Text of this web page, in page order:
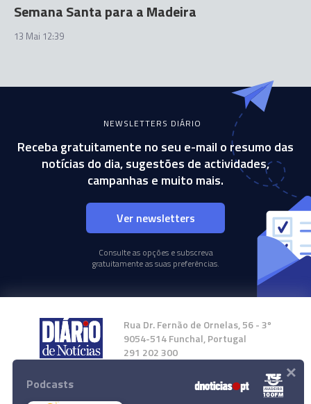
Semana Santa para a Madeira
13 Mai 12:39
NEWSLETTERS DIÁRIO
Receba gratuitamente no seu e-mail o resumo das
notícias do dia, sugestões de actividades,
campanhas e muito mais.
Ver newsletters
Consulte as opções e subscreva
gratuitamente as suas preferências.
Rua Dr. Fernão de Ornelas, 56 - 3º
9054-514 Funchal, Portugal
291 202 300
Instale a nossa App
Podcasts ×